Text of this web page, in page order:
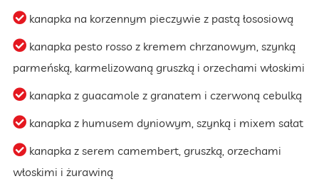
kanapka na korzennym pieczywie z pastą łososiową
kanapka pesto rosso z kremem chrzanowym, szynką
parmeńską, karmelizowaną gruszką i orzechami włoskimi
kanapka z guacamole z granatem i czerwoną cebulką
kanapka z humusem dyniowym, szynką i mixem sałat
kanapka z serem camembert, gruszką, orzechami
włoskimi i żurawiną